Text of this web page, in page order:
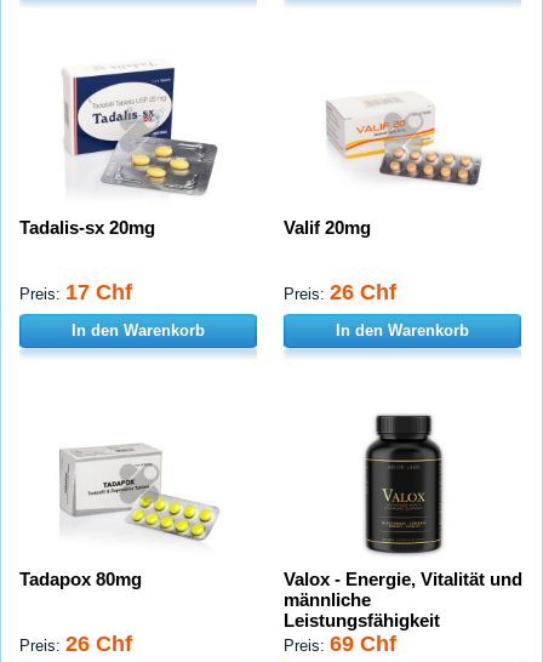
Tadalis-sx 20mg
Preis: 17 Chf
In den Warenkorb
Valif 20mg
Preis: 26 Chf
In den Warenkorb
Tadapox 80mg
Preis: 26 Chf
Valox - Energie, Vitalität und
männliche
Leistungsfähigkeit
Preis: 69 Chf